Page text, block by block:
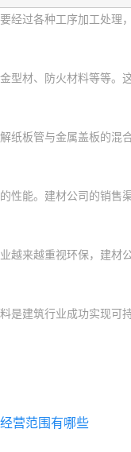
经过各种工序加工处理
型材、防火材料等等。
纸板管与金属盖板的混
性能。建材公司的销售
越来越重视环保，建材
是建筑行业成功实现可
营范围有哪些